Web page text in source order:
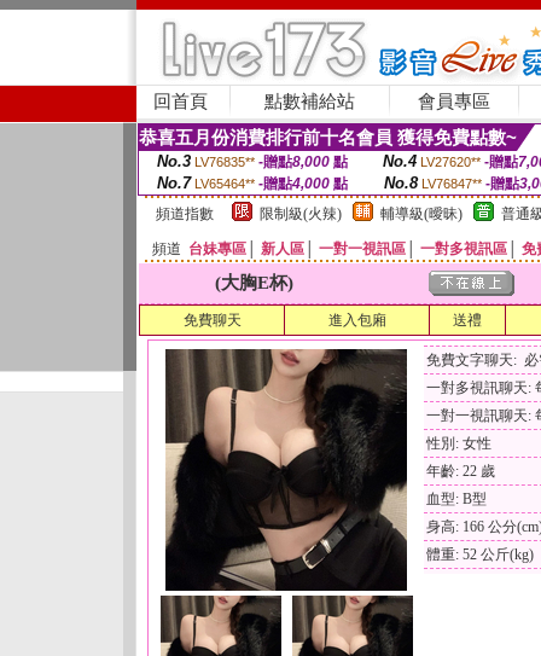
回首頁 點數補給站 會員專區
恭喜五月份消費排行前十名會員 獲得免費點數~
No.3 LV76835** -贈點8,000點 No.4 LV27620** -贈點
No.7 LV65464** -贈點4,000 點 No.8 LV76847** -贈點
頻道指數
限制級(火辣) 輔導級(曖昧) 普通
頻道 台妹專區 新人區 一對一視訊區 一對多視訊區 免
(大胸E杯)
免費聊天 進入包廂 送禮
免費文字聊天:
一對多視訊聊天:
一對一視訊聊天:
性別: 女性
年齡: 22 歲
血型: B型
身高: 166 公分
體重: 52 公斤(kg)